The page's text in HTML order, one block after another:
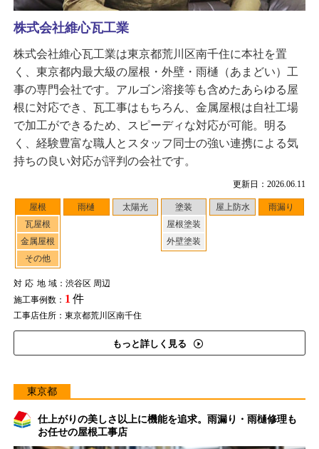
更新日：2026.06.11
屋根
瓦屋根
金属屋根
その他
雨樋 太陽光
塗装
屋根塗装
外壁塗装
屋上防水 雨漏り
対応地域：渋谷区 周辺
施工事例数： 1 件
工事店住所：東京都荒川区南千住
もっと詳しく見る
株式会社維心瓦工業
株式会社維心瓦工業は東京都荒川区南千住に本社を置
く、東京都内最大級の屋根・外壁・雨樋（あまどい）工
事の専門会社です。アルゴン溶接等も含めたあらゆる屋
根に対応でき、瓦工事はもちろん、金属屋根は自社工場
で加工ができるため、スピーディな対応が可能。明る
く、経験豊富な職人とスタッフ同士の強い連携による気
持ちの良い対応が評判の会社です。
東京都
仕上がりの美しさ以上に機能を追求。雨漏り・雨樋修理も
お任せの屋根工事店